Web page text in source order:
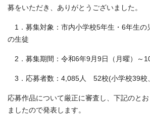
募をいただき、ありがとうございました。
1．募集対象：市内小学校5年生・6年生の
の生徒
2．募集期間：令和6年9月9日（月曜）～
3．応募者数：4,085人 52校(小学校39校
応募作品について厳正に審査し、下記のと
ましたので発表します。